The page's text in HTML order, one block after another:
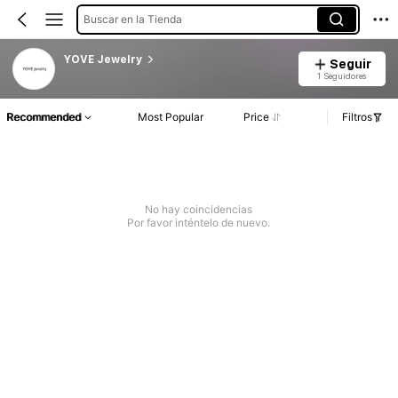
Buscar en la Tienda
YOVE Jewelry Seguir
1 Seguidores
Recommended Most Popular Price Filtros
No hay coincidencias
Por favor inténtelo de nuevo.